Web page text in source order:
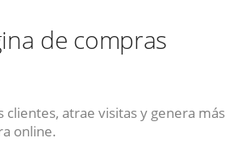
de compras
clientes, atrae visitas y genera más
online.